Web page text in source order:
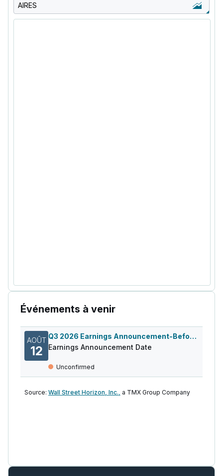
AIRES
Événements à venir
AOÛT
12
Q3 2026 Earnings Announcement-Before Mkt
Earnings Announcement Date
Unconfirmed
Source: Wall Street Horizon, Inc., a TMX Group Company